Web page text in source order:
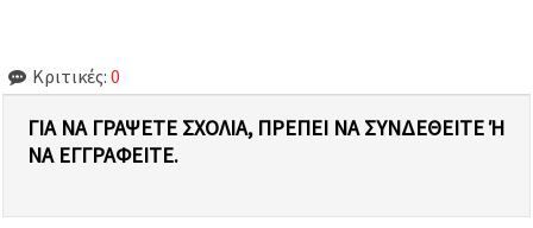
Κριτικές: 0
ΓΙΑ ΝΑ ΓΡΆΨΕΤΕ ΣΧΌΛΙΑ, ΠΡΈΠΕΙ ΝΑ ΣΥΝΔΕΘΕΊΤΕ Ή Ν
Α ΕΓΓΡΑΦΕΊΤΕ.